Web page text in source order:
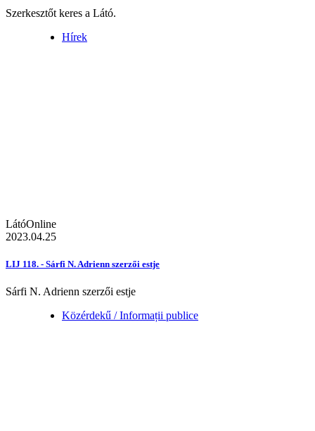
Szerkesztőt keres a Látó.
Hírek
LátóOnline
2023.04.25
LIJ 118. - Sárfi N. Adrienn szerzői estje
Sárfi N. Adrienn szerzői estje
Közérdekű / Informații publice